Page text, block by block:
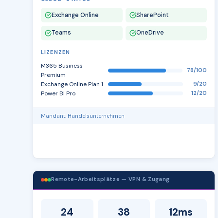
Exchange Online SharePoint
Teams OneDrive
LIZENZEN
M365 Business
Premium
78/100
Exchange Online Plan 1 9/20
Power BI Pro 12/20
Mandant: Handelsunternehmen
Remote-Arbeitsplätze — VPN & Zugang
24 38 12ms